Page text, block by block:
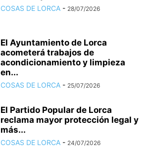
COSAS DE LORCA - 28/07/2026
El Ayuntamiento de Lorca
acometerá trabajos de
acondicionamiento y limpieza
en...
COSAS DE LORCA - 25/07/2026
El Partido Popular de Lorca
reclama mayor protección legal y
más...
COSAS DE LORCA - 24/07/2026